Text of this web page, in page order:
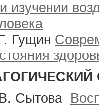
изучении
Гущин
Сытова